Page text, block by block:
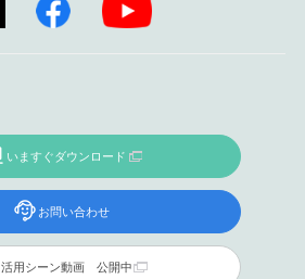
いますぐダウンロード
お問い合わせ
活用シーン動画 公開中